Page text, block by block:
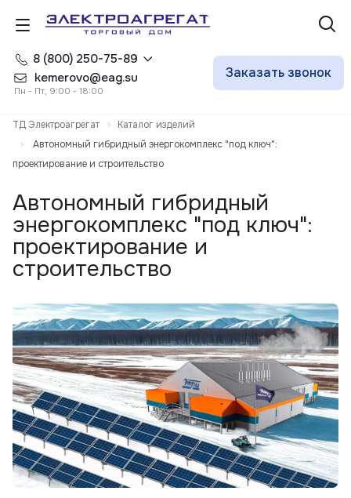
8 (800) 250-75-89
kemerovo@eag.su
Пн - Пт, 9:00 - 18:00
Заказать звонок
ТД Электроагрегат
Каталог изделий
Автономный гибридный энергокомплекс "под ключ":
проектирование и строительство
Автономный гибридный
энергокомплекс "под ключ":
проектирование и
строительство